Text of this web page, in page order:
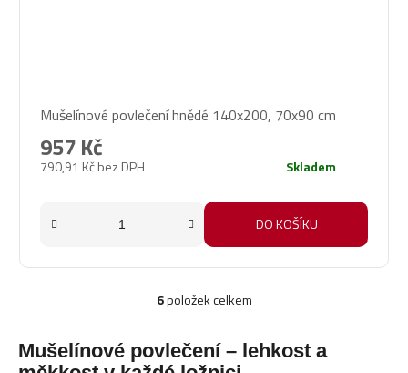
hodnocení
produktu
je
Mušelínové povlečení hnědé 140x200, 70x90 cm
790,91 Kč bez DPH
957 Kč
Skladem
DO KOŠÍKU
O
á
6položek celkem
Mušelínové povlečení – lehkost a